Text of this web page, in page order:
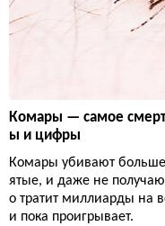
Комары — самое
ы и цифры
Комары убивают
ятые, и даже не
о тратит миллиарды на
и пока проигрывает.